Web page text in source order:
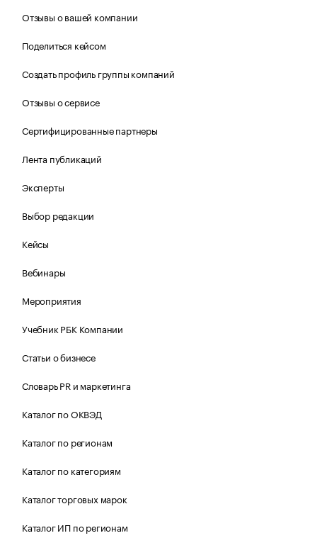
Отзывы о вашей компании
Поделиться кейсом
Создать профиль группы компаний
Отзывы о сервисе
Сертифицированные партнеры
Лента публикаций
Эксперты
Выбор редакции
Кейсы
Вебинары
Мероприятия
Учебник РБК Компании
Статьи о бизнесе
Словарь PR и маркетинга
Каталог по ОКВЭД
Каталог по регионам
Каталог по категориям
Каталог торговых марок
Каталог ИП по регионам